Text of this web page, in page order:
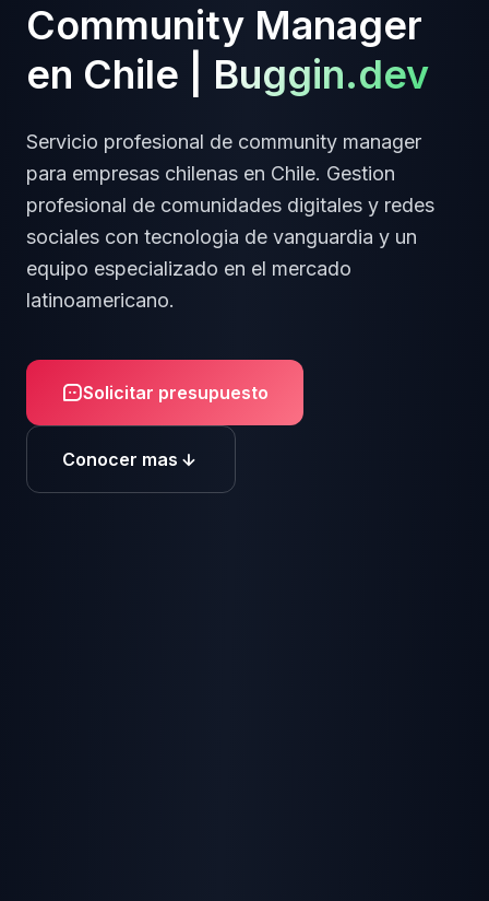
Community Manager
en Chile Buggin.dev
Servicio profesional de community manager
para empresas chilenas en Chile. Gestion
profesional de comunidades digitales y redes
sociales con tecnologia de vanguardia y un
equipo especializado en el mercado
latinoamericano.
Solicitar presupuesto
Conocer mas